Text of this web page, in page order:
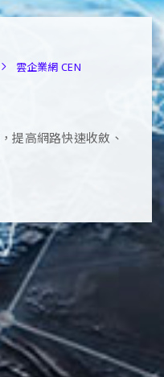
雲企業網 CEN
提高網路快速收斂、